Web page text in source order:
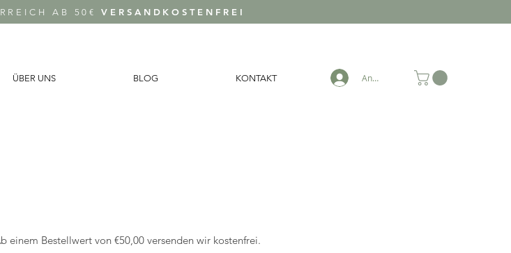
AB 50€VERSANDKOSTENFREI
ÜBER UNS BLOG KONTAKT Anmelden
einem Bestellwert von €50,00 versenden wir kostenfrei.